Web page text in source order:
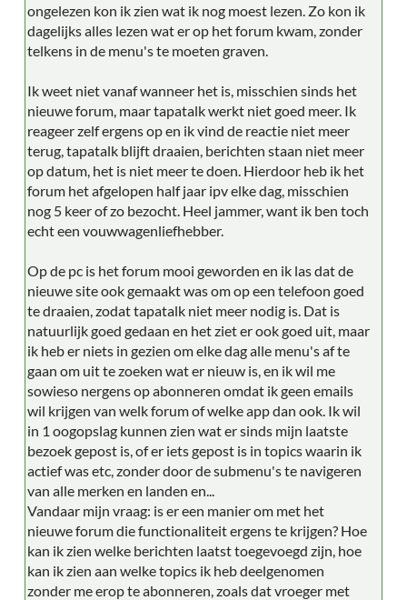
ongelezen kon ik zien wat ik nog moest lezen. Zo kon ik
dagelijks alles lezen wat er op het forum kwam, zonder
telkens in de menu's te moeten graven.
Ik weet niet vanaf wanneer het is, misschien sinds het
nieuwe forum, maar tapatalk werkt niet goed meer. Ik
reageer zelf ergens op en ik vind de reactie niet meer
terug, tapatalk blijft draaien, berichten staan niet meer
op datum, het is niet meer te doen. Hierdoor heb ik het
forum het afgelopen half jaar ipv elke dag, misschien
nog 5 keer of zo bezocht. Heel jammer, want ik ben toch
echt een vouwwagenliefhebber.
Op de pc is het forum mooi geworden en ik las dat de
nieuwe site ook gemaakt was om op een telefoon goed
te draaien, zodat tapatalk niet meer nodig is. Dat is
natuurlijk goed gedaan en het ziet er ook goed uit, maar
ik heb er niets in gezien om elke dag alle menu's af te
gaan om uit te zoeken wat er nieuw is, en ik wil me
sowieso nergens op abonneren omdat ik geen emails
wil krijgen van welk forum of welke app dan ook. Ik wil
in 1 oogopslag kunnen zien wat er sinds mijn laatste
bezoek gepost is, of er iets gepost is in topics waarin ik
actief was etc, zonder door de submenu's te navigeren
van alle merken en landen en...
Vandaar mijn vraag: is er een manier om met het
nieuwe forum die functionaliteit ergens te krijgen? Hoe
kan ik zien welke berichten laatst toegevoegd zijn, hoe
kan ik zien aan welke topics ik heb deelgenomen
zonder me erop te abonneren, zoals dat vroeger met